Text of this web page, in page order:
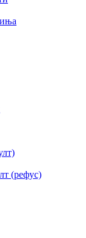
(рефус)